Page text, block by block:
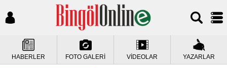
HABERLER FOTO GALERİ VİDEOLAR YAZARLAR